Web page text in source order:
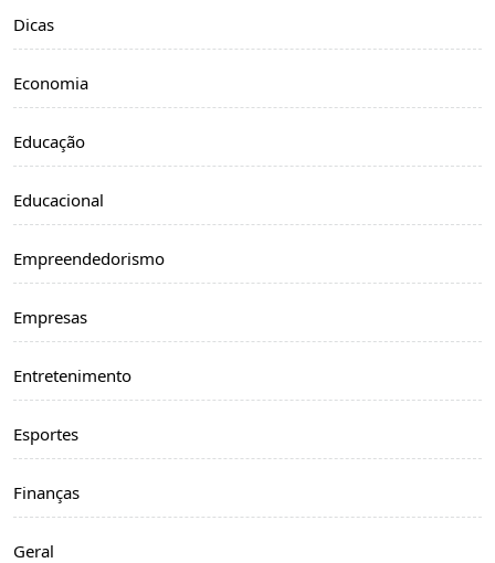
Dicas
Economia
Educação
Educacional
Empreendedorismo
Empresas
Entretenimento
Esportes
Finanças
Geral